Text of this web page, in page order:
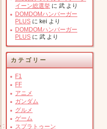
イーン総選挙 に 武 より
DOMDOMハンバーガー
PLUS に kei より
DOMDOMハンバーガー
PLUS に 武 より
カテゴリー
F1
FF
アニメ
ガンダム
グルメ
ゲーム
スプラトゥーン